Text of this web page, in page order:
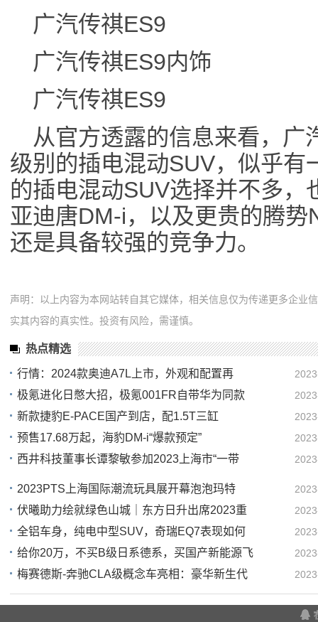
广汽传祺ES9
广汽传祺ES9内饰
广汽传祺ES9
从官方透露的信息来看，广
级别的插电混动SUV，似乎有
的插电混动SUV选择并不多，
亚迪唐DM-i，以及更贵的腾
还是具备较强的竞争力。
声明：以上内容为本网站转自其它媒体，相关信息仅为传递更多企业
实其内容的真实性。投资有风险，需谨慎。
热点精选
行情：2024款奥迪A7L上市，外观和配置再
极氪进化日憋大招，极氪001FR自带华为同款
新款捷豹E-PACE国产到店，配1.5T三缸
预售17.68万起，海豹DM-i“爆款预定”
西井科技董事长谭黎敏参加2023上海市“一带
2023PTS上海国际潮流玩具展开幕泡泡玛特
伏曦助力绘就绿色山城｜东方日升出席2023重
全铝车身，纯电中型SUV，奇瑞EQ7表现如何
给你20万，不买B级日系德系，买国产新能源飞
梅赛德斯-奔驰CLA级概念车亮相：豪华新生代